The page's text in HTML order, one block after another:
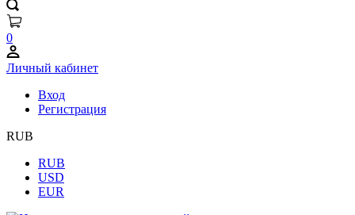
0
Личный кабинет
Вход
Регистрация
RUB
RUB
USD
EUR